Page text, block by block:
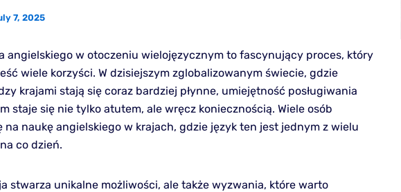
7, 2025
angielskiego w otoczeniu wielojęzycznym to fascynujący proces, który
wiele korzyści. W dzisiejszym zglobalizowanym świecie, gdzie
krajami stają się coraz bardziej płynne, umiejętność posługiwania
staje się nie tylko atutem, ale wręcz koniecznością. Wiele osób
na naukę angielskiego w krajach, gdzie język ten jest jednym z wielu
co dzień.
stwarza unikalne możliwości, ale także wyzwania, które warto